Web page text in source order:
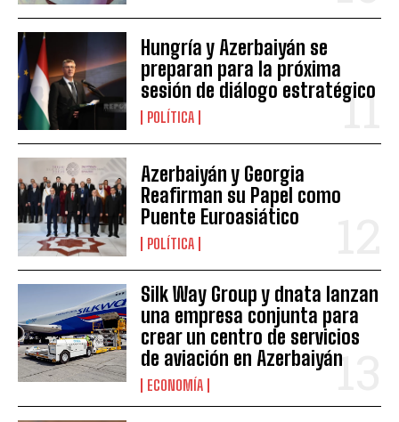
Hungría y Azerbaiyán se
preparan para la próxima
sesión de diálogo estratégico
POLÍTICA
Azerbaiyán y Georgia
Reafirman su Papel como
Puente Euroasiático
POLÍTICA
Silk Way Group y dnata lanzan
una empresa conjunta para
crear un centro de servicios
de aviación en Azerbaiyán
ECONOMÍA